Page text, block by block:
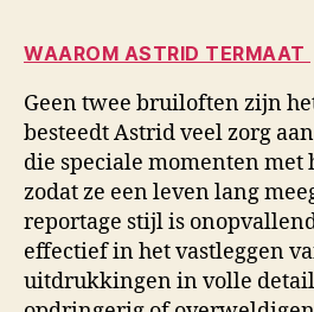
WAAROM ASTRID TERMAAT
Geen twee bruiloften zijn
besteedt Astrid veel zorg
die speciale momenten met
zodat ze een leven lang
reportage stijl is
effectief in het vastleggen
uitdrukkingen in volle